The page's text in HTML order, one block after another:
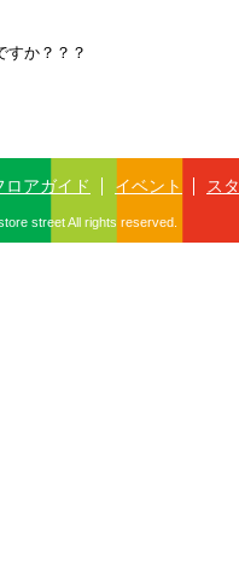
すか？？？
ロアガイド イベント ス
street All rights reserved.